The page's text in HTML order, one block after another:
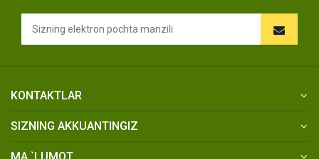
KONTAKTLAR
SIZNING AKKUANTINGIZ
MA `LUMOT